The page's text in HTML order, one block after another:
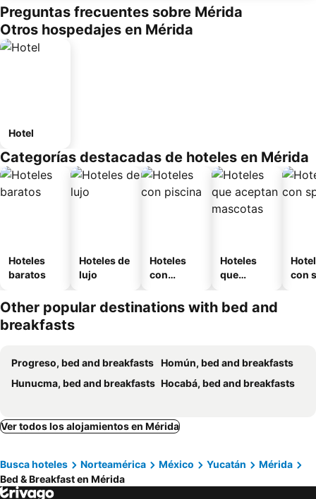
Preguntas frecuentes sobre Mérida
Otros hospedajes en Mérida
Hotel
Categorías destacadas de hoteles en Mérida
Hoteles
baratos
Hoteles de
lujo
Hoteles
con
Hoteles
que
mascotas
con
Other popular destinations with bed and
breakfasts
Progreso, bed and breakfasts Homún, bed and breakfasts
Hunucma, bed and breakfasts Hocabá, bed and breakfasts
Ver todos los alojamientos en Mérida
Busca hoteles Norteamérica México Yucatán
Mérida
Bed & Breakfast en Mérida